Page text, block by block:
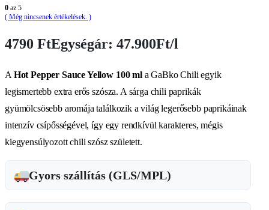
0 az 5
( Még nincsenek értékelések. )
4790 FtEgységár: 47.900Ft/l
AHot Pepper Sauce Yellow 100 mla GaBko Chili egyik
legismertebb extra erős szósza. A sárga chili paprikák
gyümölcsösebb aromája találkozik a világ legerősebb paprikáinak
intenzív csípősségével, így egy rendkívül karakteres, mégis
kiegyensúlyozott chili szósz született.
Gyors szállítás (GLS/MPL)